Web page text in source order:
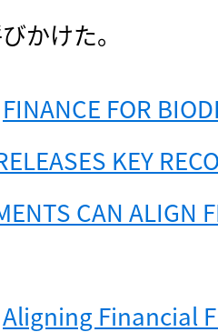
かけた。
FINANCE FOR
KEY
CAN ALIGN
Aligning Financial